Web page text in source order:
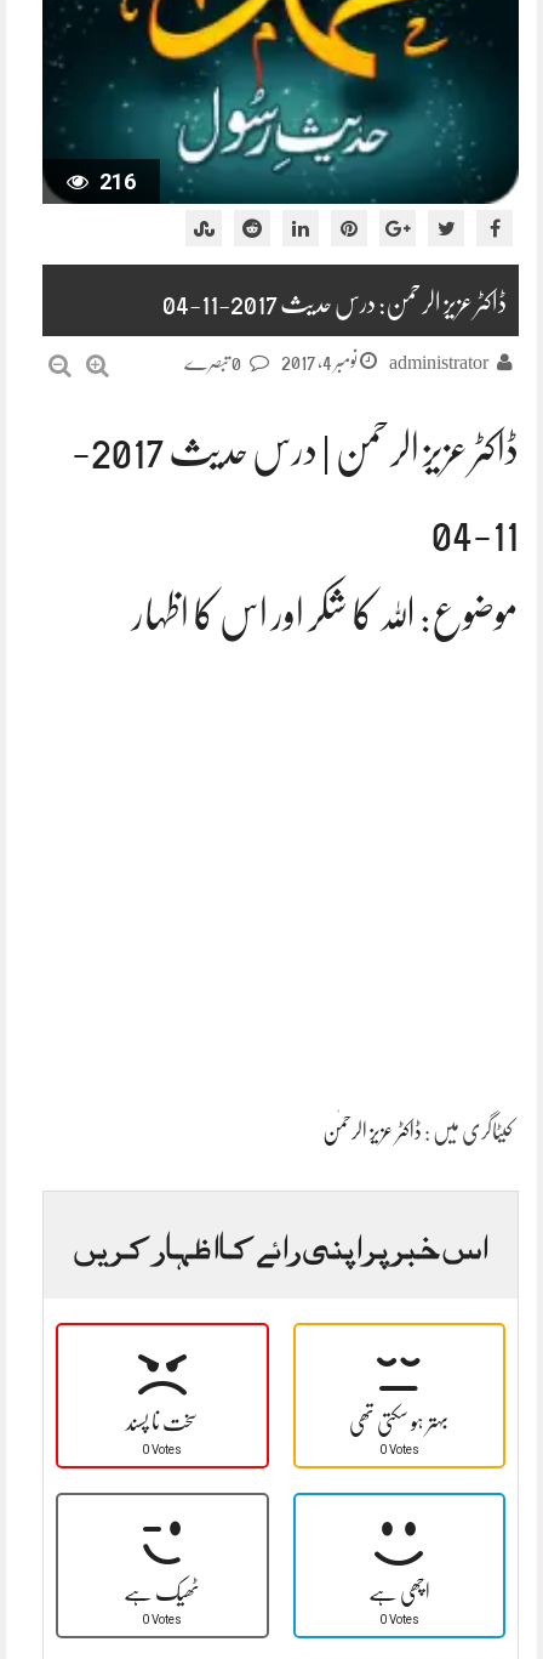
216
ڈاکٹر عزیز الرحمن: درس حدیث 2017-11-04
administrator نومبر 4, 2017
ڈاکٹر عزیز الرحمن | درس حدیث 2017-
11-04
موضوع: اللہ کا شکر اور اس کا اظہار
کیٹاگری میں : ڈاکٹر عزیز الرحمٰن
اس خبر پر اپنی رائے کا اظہار کریں
سخت نا پسند
0 Votes
بہتر ہو سکتی تھی
0 Votes
ٹھیک ہے
0 Votes
اچھی ہے
0 Votes